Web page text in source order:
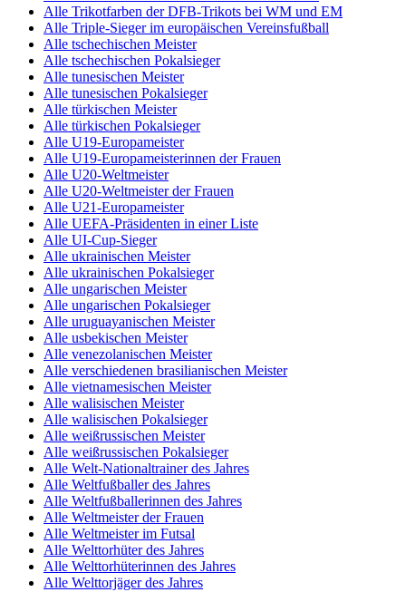
Alle Trikotfarben der DFB-Trikots bei WM und EM
Alle Triple-Sieger im europäischen Vereinsfußball
Alle tschechischen Meister
Alle tschechischen Pokalsieger
Alle tunesischen Meister
Alle tunesischen Pokalsieger
Alle türkischen Meister
Alle türkischen Pokalsieger
Alle U19-Europameister
Alle U19-Europameisterinnen der Frauen
Alle U20-Weltmeister
Alle U20-Weltmeister der Frauen
Alle U21-Europameister
Alle UEFA-Präsidenten in einer Liste
Alle UI-Cup-Sieger
Alle ukrainischen Meister
Alle ukrainischen Pokalsieger
Alle ungarischen Meister
Alle ungarischen Pokalsieger
Alle uruguayanischen Meister
Alle usbekischen Meister
Alle venezolanischen Meister
Alle verschiedenen brasilianischen Meister
Alle vietnamesischen Meister
Alle walisischen Meister
Alle walisischen Pokalsieger
Alle weißrussischen Meister
Alle weißrussischen Pokalsieger
Alle Welt-Nationaltrainer des Jahres
Alle Weltfußballer des Jahres
Alle Weltfußballerinnen des Jahres
Alle Weltmeister der Frauen
Alle Weltmeister im Futsal
Alle Welttorhüter des Jahres
Alle Welttorhüterinnen des Jahres
Alle Welttorjäger des Jahres